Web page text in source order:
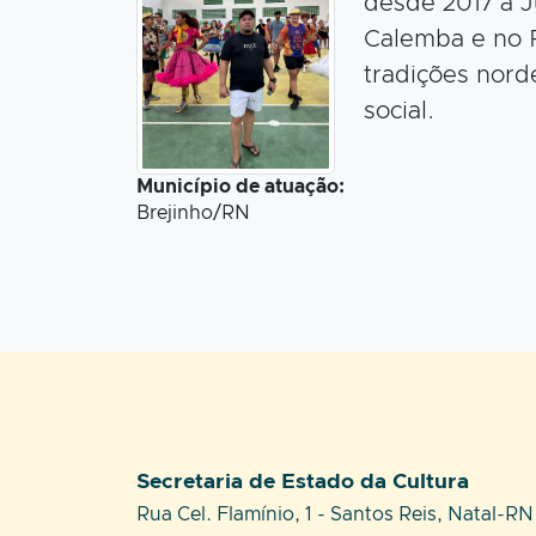
Calemba e no
tradições
social.
Município de atuação:
Brejinho/RN
Setor responsável:
Secretaria de Estado da Cultura
Endereço:
Rua Cel. Flamínio, 1 - Santos Reis, Natal-RN